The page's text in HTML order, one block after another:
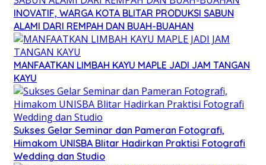
INOVATIF, WARGA KOTA BLITAR PRODUKSI SABUN
ALAMI DARI REMPAH DAN BUAH-BUAHAN
MANFAATKAN LIMBAH KAYU MAPLE JADI JAM TANGAN
KAYU
Sukses Gelar Seminar dan Pameran Fotografi,
Himakom UNISBA Blitar Hadirkan Praktisi Fotografi
Wedding dan Studio